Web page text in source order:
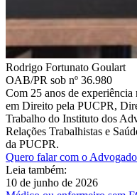
Rodrigo Fortunato Goulart
OAB/PR sob nº 36.980
Com 25 anos de
em Direito pela PUCPR,
Trabalho do Instituto dos
Relações Trabalhistas e
da PUCPR.
Quero falar com o Advogado
Leia também:
10 de junho de 2026